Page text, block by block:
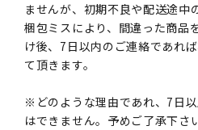
ませんが、初期不良や配送途中
梱包ミスにより、間違った商品
け後、7日以内のご連絡であれ
て頂きます。
※どのような理由であれ、7日
はできません。予めご了承下さ